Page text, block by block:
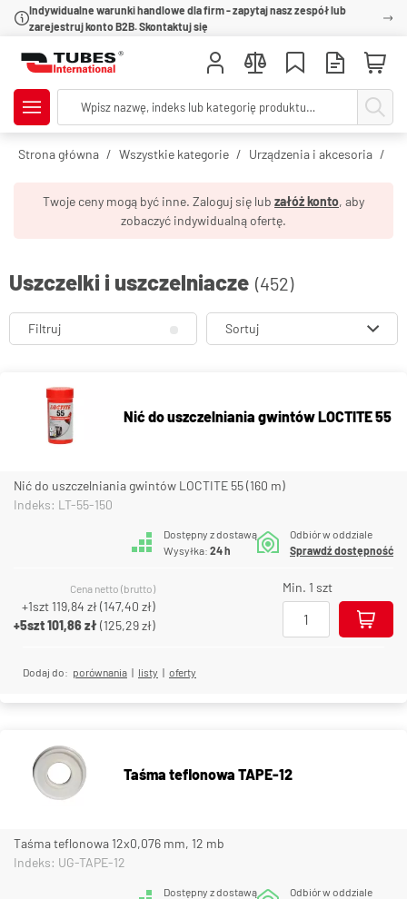
Indywidualne warunki handlowe dla firm - zapytaj nasz zespół lub
zarejestruj konto B2B. Skontaktuj się
Strona główna Wszystkie kategorie Urządzenia i akcesoria
Twoje ceny mogą być inne. Zaloguj się lub załóż konto, aby
zobaczyć indywidualną ofertę.
Uszczelki i uszczelniacze (452)
Filtruj Sortuj
Nić do uszczelniania gwintów LOCTITE 55
Nić do uszczelniania gwintów LOCTITE 55 (160 m)
Indeks: LT-55-150
Dostępny z dostawą
Wysyłka: 24 h
Odbiór w oddziale
Sprawdź dostępność
Cena netto (brutto)
+1szt 119,84 zł(147,40 zł)
+5szt101,86 zł(125,29 zł)
Min. 1 szt
Dodaj do: porównania | listy | oferty
Taśma teflonowa TAPE-12
Taśma teflonowa 12x0,076 mm, 12 mb
Indeks: UG-TAPE-12
Dostępny z dostawą
Odbiór w oddziale